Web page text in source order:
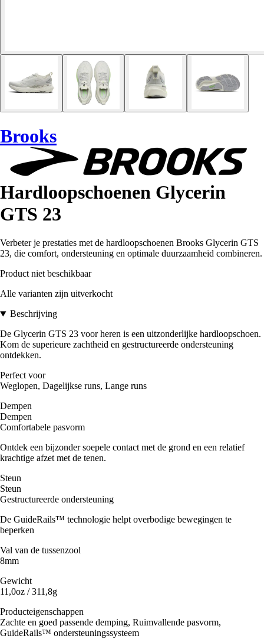
Brooks
Hardloopschoenen Glycerin
GTS 23
Verbeter je prestaties met de hardloopschoenen Brooks Glycerin GTS
23, die comfort, ondersteuning en optimale duurzaamheid combineren.
Product niet beschikbaar
Alle varianten zijn uitverkocht
Beschrijving
De Glycerin GTS 23 voor heren is een uitzonderlijke hardloopschoen.
Kom de superieure zachtheid en gestructureerde ondersteuning
ontdekken.
Perfect voor
Weglopen, Dagelijkse runs, Lange runs
Dempen
Dempen
Comfortabele pasvorm
Ontdek een bijzonder soepele contact met de grond en een relatief
krachtige afzet met de tenen.
Steun
Steun
Gestructureerde ondersteuning
De GuideRails™ technologie helpt overbodige bewegingen te
beperken
Val van de tussenzool
8mm
Gewicht
11,0oz / 311,8g
Producteigenschappen
Zachte en goed passende demping, Ruimvallende pasvorm,
GuideRails™ ondersteuningssysteem